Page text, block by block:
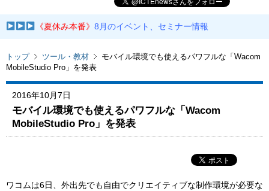
《夏休み本番》8月のイベント、セミナー情報
トップ ツール・教材
モバイル環境でも使えるパワフルな「Wacom
MobileStudio Pro」を発表
2016年10月7日
モバイル環境でも使えるパワフルな「Wacom
MobileStudio Pro」を発表
ワコムは6日、外出先でも自由でクリエイティブな制作環境が必要な